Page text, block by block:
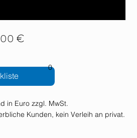
€
0
in Euro zzgl. MwSt.
Kunden, kein Verleih an privat.